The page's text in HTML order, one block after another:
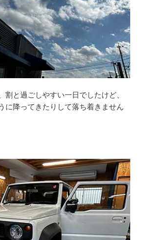
割と過ごしやすい一日でしたけど、
に降ってきたりして落ち着きません